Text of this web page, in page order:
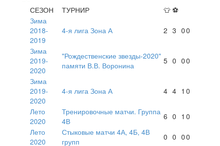
СЕЗОН
ТУРНИР 👕 ⚽
Зима
2018-
2019
4-я лига Зона А 2 3 00
Зима
2019-
2020
"Рождественские звезды-2020"
памяти В.В. Воронина
5 0 00
Зима
2019-
2020
4-я лига Зона А 4 4 1 0
Лето
2020
Тренировочные матчи. Группа
4В
6 0 1 0
Лето
2020
Стыковые матчи 4А, 4Б, 4В
групп
0 0 00